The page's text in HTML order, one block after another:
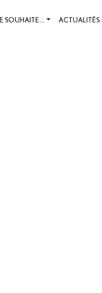
SOUHAITE... ACTUALITÉS